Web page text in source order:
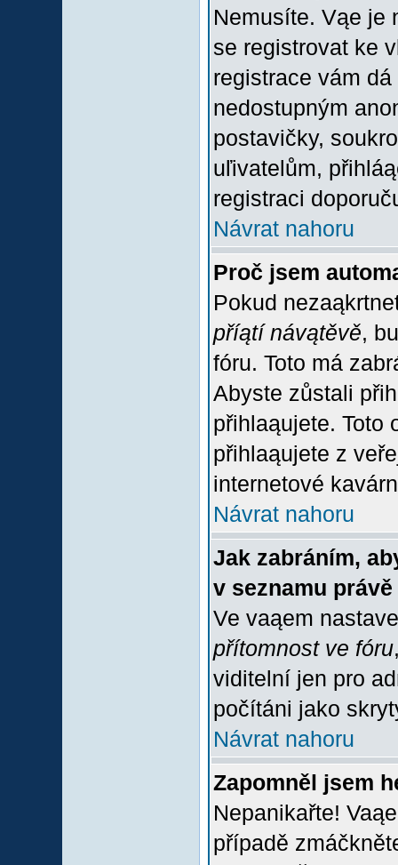
Nemusíte. Vąe je
se registrovat ke
registrace vám
nedostupným
postavičky,
uľivatelům,
registraci
Návrat nahoru
Proč jsem
Pokud
příątí návątěvě,
fóru. Toto má
Abyste zůstali
přihlaąujete. Toto
přihlaąujete z
internetové
Návrat nahoru
Jak zabráním,
v seznamu
Ve vaąem
přítomnost ve fóru
viditelní jen pro
počítáni jako
Návrat nahoru
Zapomněl jsem
Nepanikařte!
případě